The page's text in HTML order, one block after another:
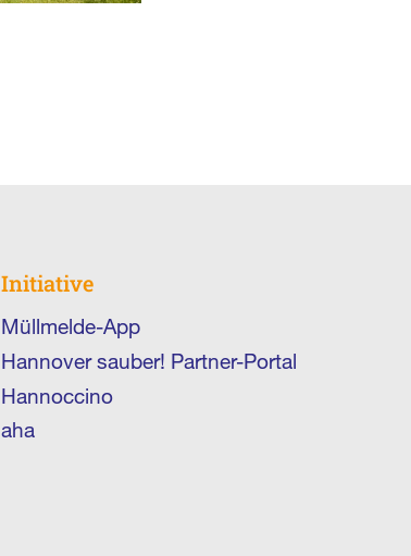
Initiative
Müllmelde-App
Hannover sauber! Partner-Portal
Hannoccino
aha